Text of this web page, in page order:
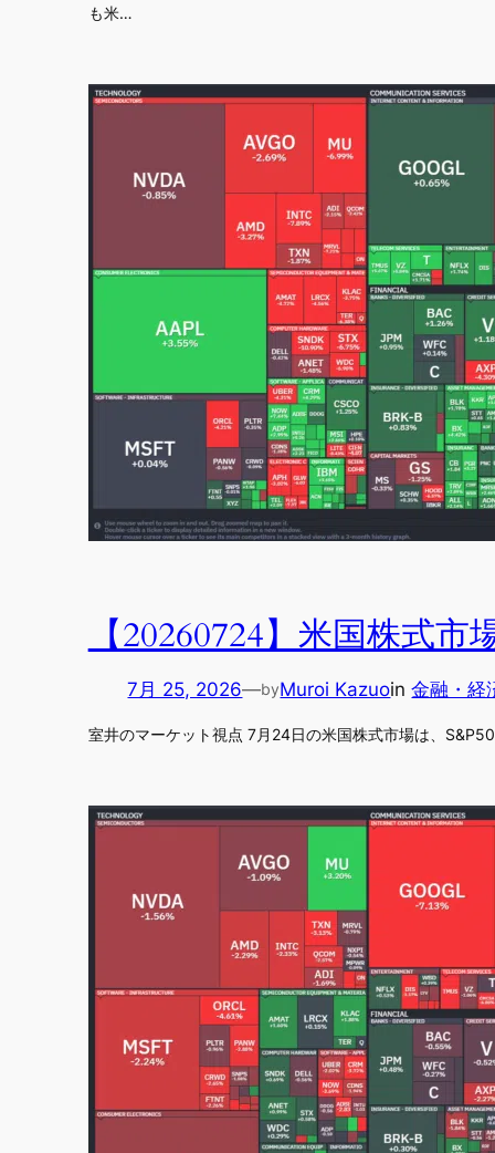
も米…
【20260724】米国株式
7月 25, 2026—byMuroi Kazuoin金融・経
室井のマーケット視点 7月24日の米国株式市場は、